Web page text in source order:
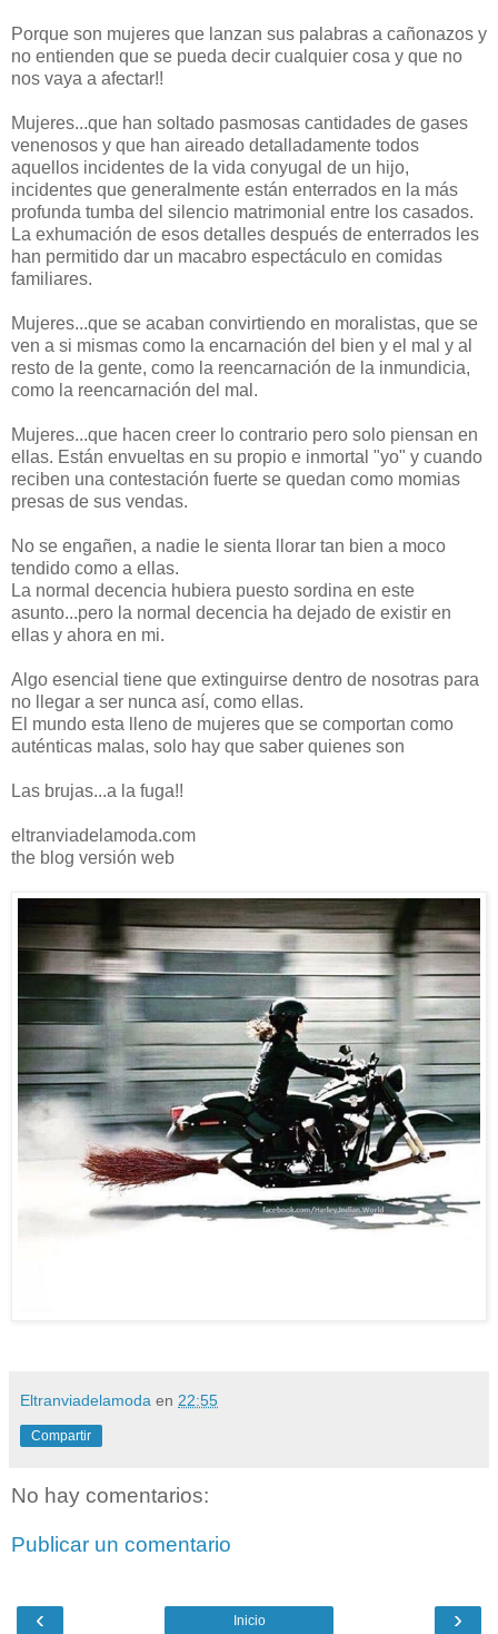
Porque son mujeres que lanzan sus palabras a cañonazos y
no entienden que se pueda decir cualquier cosa y que no
nos vaya a afectar!!
Mujeres...que han soltado pasmosas cantidades de gases
venenosos y que han aireado detalladamente todos
aquellos incidentes de la vida conyugal de un hijo,
incidentes que generalmente están enterrados en la más
profunda tumba del silencio matrimonial entre los casados.
La exhumación de esos detalles después de enterrados les
han permitido dar un macabro espectáculo en comidas
familiares.
Mujeres...que se acaban convirtiendo en moralistas, que se
ven a si mismas como la encarnación del bien y el mal y al
resto de la gente, como la reencarnación de la inmundicia,
como la reencarnación del mal.
Mujeres...que hacen creer lo contrario pero solo piensan en
ellas. Están envueltas en su propio e inmortal "yo" y cuando
reciben una contestación fuerte se quedan como momias
presas de sus vendas.
No se engañen, a nadie le sienta llorar tan bien a moco
tendido como a ellas.
La normal decencia hubiera puesto sordina en este
asunto...pero la normal decencia ha dejado de existir en
ellas y ahora en mi.
Algo esencial tiene que extinguirse dentro de nosotras para
no llegar a ser nunca así, como ellas.
El mundo esta lleno de mujeres que se comportan como
auténticas malas, solo hay que saber quienes son
Las brujas...a la fuga!!
eltranviadelamoda.com
the blog versión web
Eltranviadelamoda en 22:55
Compartir
No hay comentarios:
Publicar un comentario
‹ ›
Inicio